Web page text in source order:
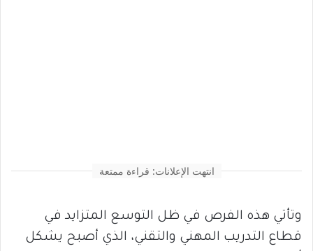
انتهت الإعلانات: قراءة ممتعة
وتأتي هذه الفرص في ظل التوسع المتزايد في
قطاع التدريب المهني والتقني، الذي أصبح يشكل